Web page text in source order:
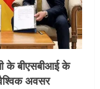
के बीएसबीआई के
अवसर